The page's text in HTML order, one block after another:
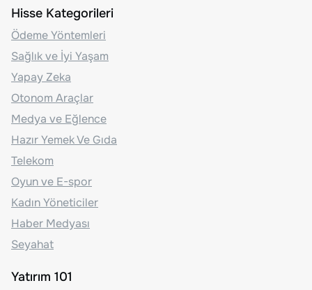
Hisse Kategorileri
Ödeme Yöntemleri
Sağlık ve İyi Yaşam
Yapay Zeka
Otonom Araçlar
Medya ve Eğlence
Hazır Yemek Ve Gıda
Telekom
Oyun ve E-spor
Kadın Yöneticiler
Haber Medyası
Seyahat
Yatırım 101